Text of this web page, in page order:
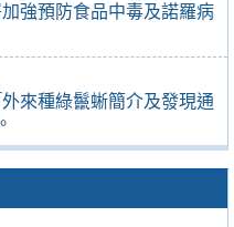
強預防食品中毒及諾羅病
來種綠鬣蜥簡介及發現通